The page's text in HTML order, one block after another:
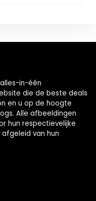
in-één
die de beste deals
en u op de hoogte
Alle afbeeldingen
hun respectievelijke
van hun